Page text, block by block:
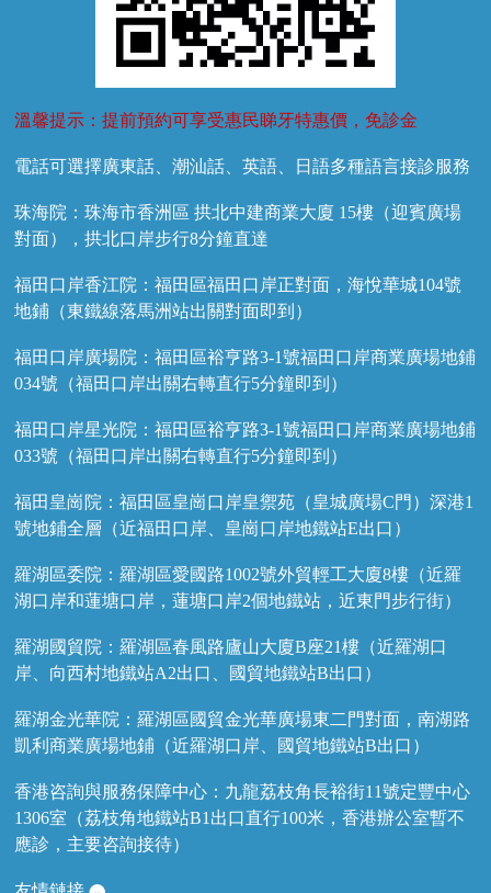
溫馨提示：提前預約可享受惠民睇牙特惠價，免診金
電話可選擇廣東話、潮汕話、英語、日語多種語言接診服務
珠海院：珠海市香洲區 拱北中建商業大廈 15樓（迎賓廣場
對面），拱北口岸步行8分鐘直達
福田口岸香江院：福田區福田口岸正對面，海悅華城104號
地鋪（東鐵線落馬洲站出關對面即到）
福田口岸廣場院：福田區裕亨路3-1號福田口岸商業廣場地鋪
034號（福田口岸出關右轉直行5分鐘即到）
福田口岸星光院：福田區裕亨路3-1號福田口岸商業廣場地鋪
033號（福田口岸出關右轉直行5分鐘即到）
福田皇崗院：福田區皇崗口岸皇禦苑（皇城廣場C門）深港1
號地鋪全層（近福田口岸、皇崗口岸地鐵站E出口）
羅湖區委院：羅湖區愛國路1002號外貿輕工大廈8樓（近羅
湖口岸和蓮塘口岸，蓮塘口岸2個地鐵站，近東門步行街）
羅湖國貿院：羅湖區春風路廬山大廈B座21樓（近羅湖口
岸、向西村地鐵站A2出口、國貿地鐵站B出口）
羅湖金光華院：羅湖區國貿金光華廣場東二門對面，南湖路
凱利商業廣場地鋪（近羅湖口岸、國貿地鐵站B出口）
香港咨詢與服務保障中心：九龍荔枝角長裕街11號定豐中心
1306室（荔枝角地鐵站B1出口直行100米，香港辦公室暫不
應診，主要咨詢接待）